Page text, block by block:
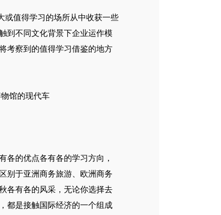
或值得学习的场所从中收获一些
到不同文化背景下企业运作模
考察到的值得学习借鉴的地方
各的优点各有各的学习方向，
别于亚洲商务旅游、欧洲商务
各有各的风采，无论你选择去
都是接触国际经济的一个组成